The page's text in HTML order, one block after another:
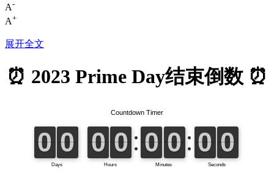
A-
A+
展开全文
⏰ 2023 Prime Day结束倒数 ⏰